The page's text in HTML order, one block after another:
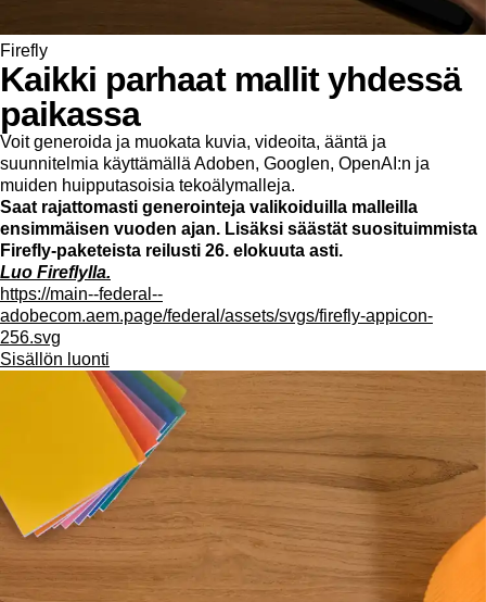
Firefly
Kaikki parhaat mallit yhdessä
paikassa
Voit generoida ja muokata kuvia, videoita, ääntä ja
suunnitelmia käyttämällä Adoben, Googlen, OpenAI:n ja
muiden huipputasoisia tekoälymalleja.
Saat rajattomasti generointeja valikoiduilla malleilla
ensimmäisen vuoden ajan. Lisäksi säästät suosituimmista
Firefly-paketeista reilusti 26. elokuuta asti.
Luo Fireflylla.
https://main--federal--
adobecom.aem.page/federal/assets/svgs/firefly-appicon-
256.svg
Sisällön luonti